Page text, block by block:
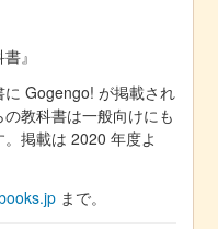
』
Gogengo! が掲載され
教科書は一般向けにも
掲載は 2020 年度よ
まで。